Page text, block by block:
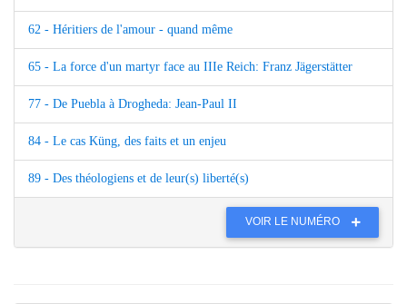
62 - Héritiers de l'amour - quand même
65 - La force d'un martyr face au IIIe Reich: Franz Jägerstätter
77 - De Puebla à Drogheda: Jean-Paul II
84 - Le cas Küng, des faits et un enjeu
89 - Des théologiens et de leur(s) liberté(s)
VOIR LE NUMÉRO